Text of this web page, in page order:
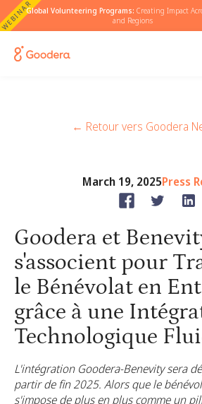
WEBINARGlobal Volunteering Programs: Creating Impact
and Regions
← Retour vers Goodera
March 19, 2025Press
Goodera et
s'associent pour
le Bénévolat en
grâce à une
Technologique
L'intégration Goodera-Benevity sera
partir de fin 2025. Alors que le
s'impose de plus en plus comme un